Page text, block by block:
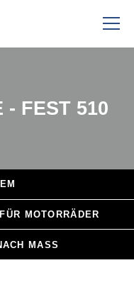
- FEST 510
MOTORRÄDER
MASS